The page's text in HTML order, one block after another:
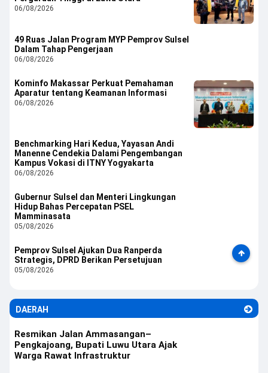
06/08/2026
49 Ruas Jalan Program MYP Pemprov Sulsel
Dalam Tahap Pengerjaan
06/08/2026
Kominfo Makassar Perkuat Pemahaman
Aparatur tentang Keamanan Informasi
06/08/2026
Benchmarking Hari Kedua, Yayasan Andi
Manenne Cendekia Dalami Pengembangan
Kampus Vokasi di ITNY Yogyakarta
06/08/2026
Gubernur Sulsel dan Menteri Lingkungan
Hidup Bahas Percepatan PSEL
Mamminasata
05/08/2026
Pemprov Sulsel Ajukan Dua Ranperda
Strategis, DPRD Berikan Persetujuan
05/08/2026
DAERAH
Resmikan Jalan Ammasangan–
Pengkajoang, Bupati Luwu Utara Ajak
Warga Rawat Infrastruktur